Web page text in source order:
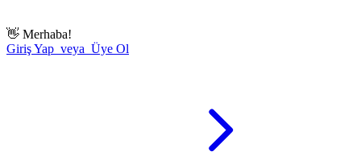
👋 Merhaba!
Giriş Yap veya Üye Ol